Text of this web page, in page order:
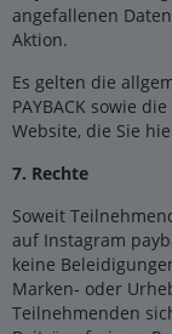
angefallenen
Aktion.
Es gelten die
PAYBACK sowie
Website, die Sie
7. Rechte
Soweit
auf Instagram
keine
Marken- oder
Teilnehmenden